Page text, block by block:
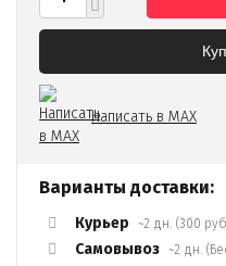
Написать в MAX
Варианты доставки:
Курьер ~2 дн. (300
Самовывоз ~2 дн.